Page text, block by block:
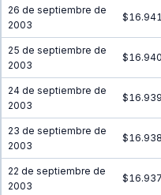
26 de septiembre de
2003
25 de septiembre de
2003
24 de septiembre de
2003
23 de septiembre de
2003
22 de septiembre de
2003